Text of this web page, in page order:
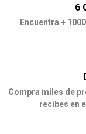
6
Encuentra +
Compra miles de
recibes en